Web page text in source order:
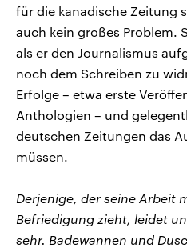
für die kanadische Zeitung
auch kein großes Problem.
als er den Journalismus
noch dem Schreiben zu
Erfolge – etwa erste
Anthologien – und
deutschen Zeitungen das
müssen.
Derjenige, der seine Arbeit
Befriedigung zieht, leidet
sehr. Badewannen und